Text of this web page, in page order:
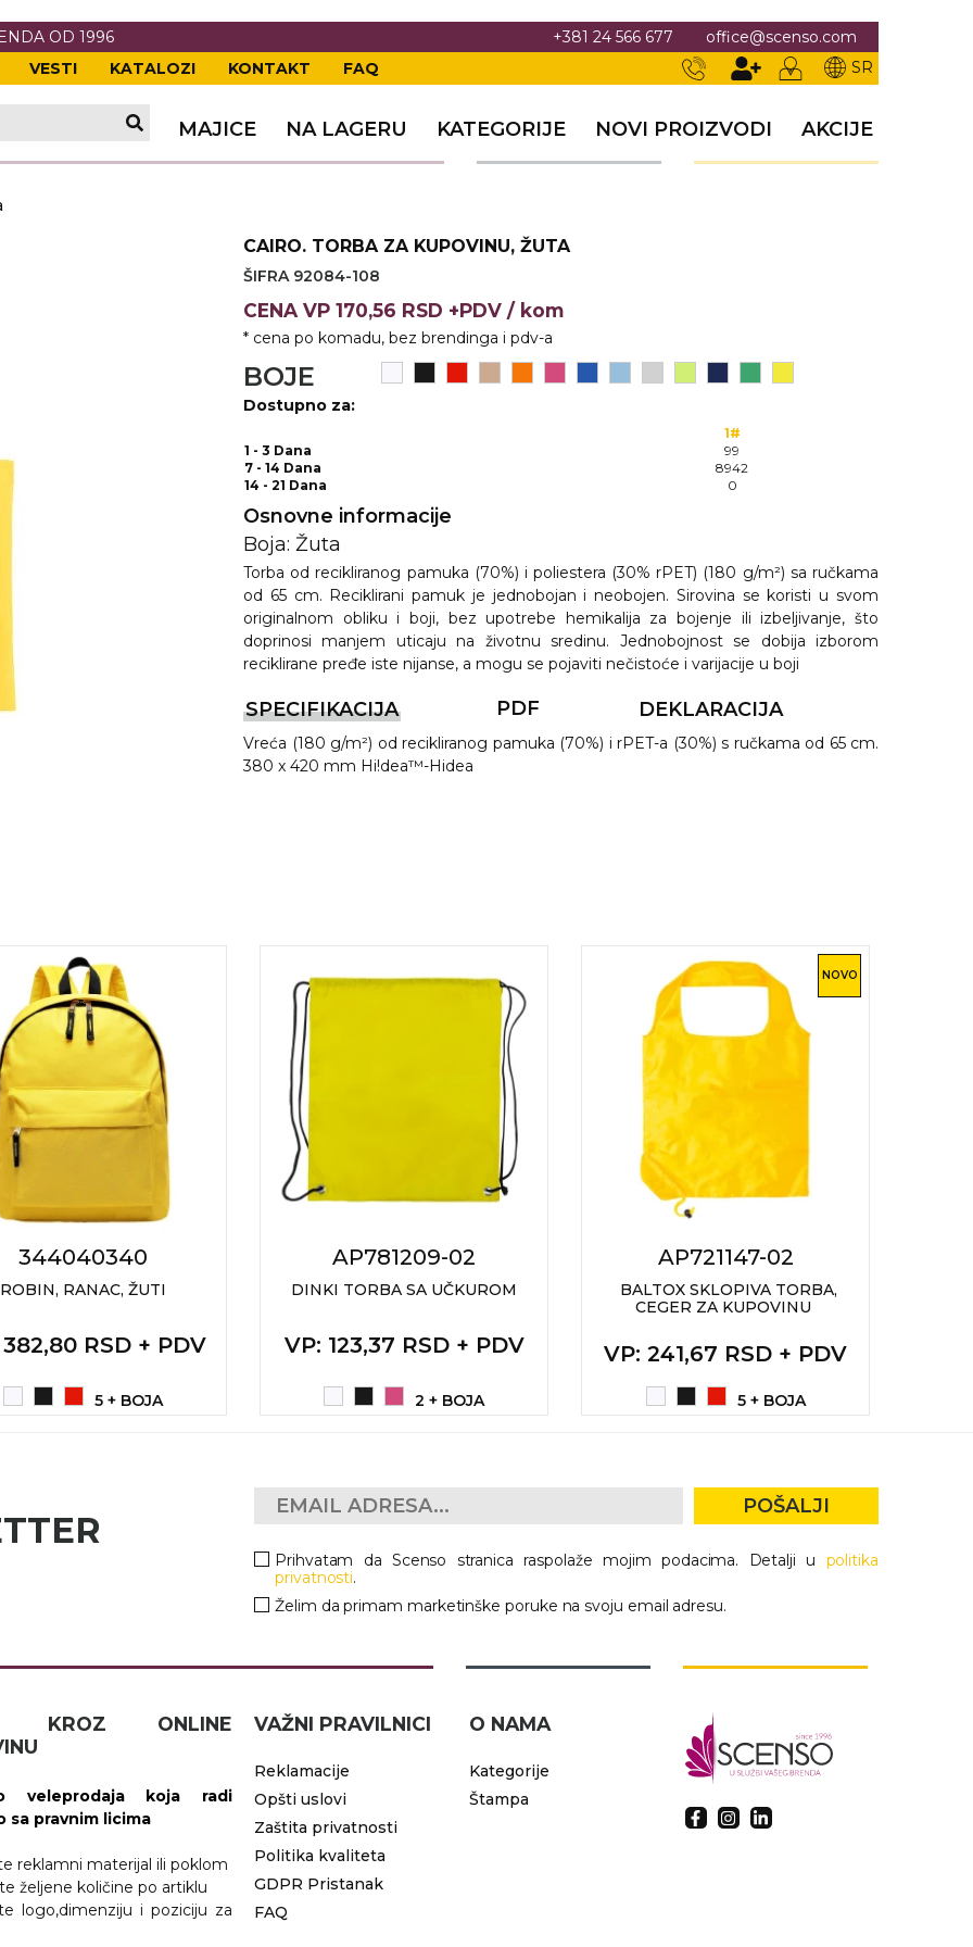
OD 1996 +381 24 566 677
office@scenso.com
VESTI KATALOZI KONTAKT FAQ SR
MAJICE NA LAGERU KATEGORIJE NOVI PROIZVODI AKCIJE
OPREMA
I PANOI
CAIRO. TORBA ZA KUPOVINU, ŽUTA
ŠIFRA 92084-108
CENA VP 170,56 RSD +PDV / kom
* cena po komadu, bez brendinga i pdv-a
BOJE
Dostupno za:
1#
1 - 3 Dana
99
7 - 14 Dana
8942
14 - 21 Dana
0
Osnovne informacije
Boja: Žuta
Torba od recikliranog pamuka (70%) i poliestera (30% rPET) (180 g/m²) sa ručkama
od 65 cm. Reciklirani pamuk je jednobojan i neobojen. Sirovina se koristi u svom
originalnom obliku i boji, bez upotrebe hemikalija za bojenje ili izbeljivanje, što
doprinosi manjem uticaju na životnu sredinu. Jednobojnost se dobija izborom
reciklirane pređe iste nijanse, a mogu se pojaviti nečistoće i varijacije u boji
SPECIFIKACIJA PDF DEKLARACIJA
Vreća (180 g/m²) od recikliranog pamuka (70%) i rPET-a (30%) s ručkama od 65 cm.
380 x 420 mm Hi!dea™-Hidea
344040340
ROBIN, RANAC, ŽUTI
RSD + PDV
5 + BOJA
AP781209-02
DINKI TORBA SA UČKUROM
VP: 123,37 RSD + PDV
2 + BOJA
NOVO
AP721147-02
BALTOX SKLOPIVA TORBA,
CEGER ZA KUPOVINU
VP: 241,67 RSD + PDV
5 + BOJA
POŠALJI
Prihvatam da Scenso stranica raspolaže mojim podacima. Detalji u politika
privatnosti.
Želim da primam marketinške poruke na svoju email adresu.
KROZ ONLINE
veleprodaja koja radi
sa pravnim licima
reklamni materijal ili poklom
željene količine po artiklu
logo,dimenziju i poziciju za
VAŽNI PRAVILNICI
Reklamacije
Opšti uslovi
Zaštita privatnosti
Politika kvaliteta
GDPR Pristanak
FAQ
O NAMA
Kategorije
Štampa